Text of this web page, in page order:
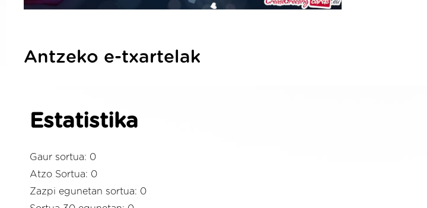
Antzeko e-txartelak
Estatistika
Gaur sortua: 0
Atzo Sortua: 0
Zazpi egunetan sortua: 0